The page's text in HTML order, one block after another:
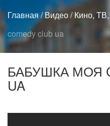
Главная/Видео/Кино,
comedy club ua
БАБУШКА МОЯ
UA